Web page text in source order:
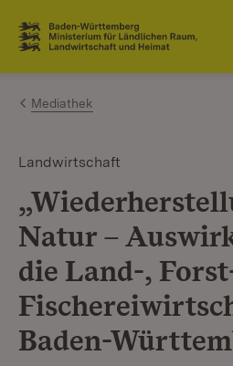
Zum Inhalt springen
Link zur Startseite
Mediathek
Landwirtschaft
Natur –
die Land-,
Baden-